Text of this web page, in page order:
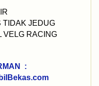
TIDAK JEDUG
VELG RACING
: